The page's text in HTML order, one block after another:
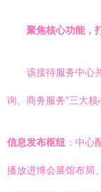
聚焦核心功能，
该接待服务中心
询、商务服务”三大
信息发布枢纽 ：中心
播放进博会展馆布局